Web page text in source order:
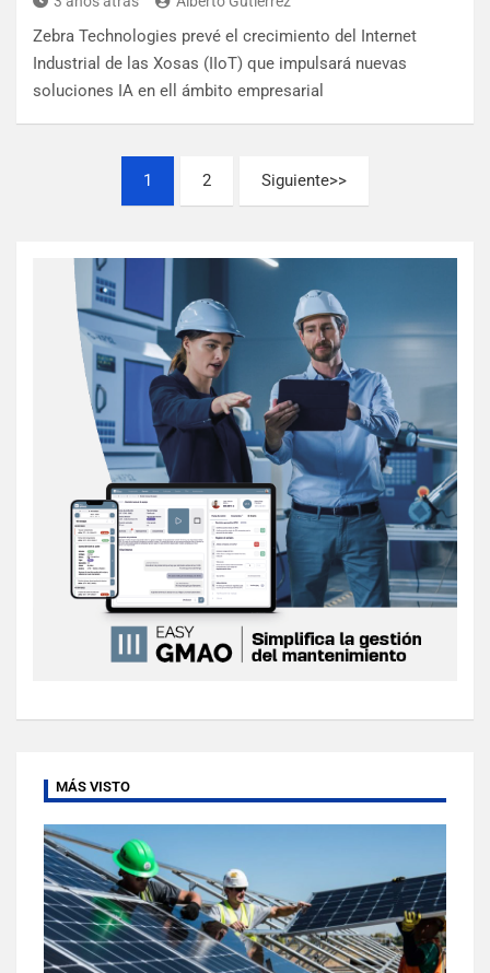
Zebra Technologies prevé el crecimiento del Internet
Industrial de las Xosas (IIoT) que impulsará nuevas
soluciones IA en ell ámbito empresarial
1 2 Siguiente
MÁS VISTO